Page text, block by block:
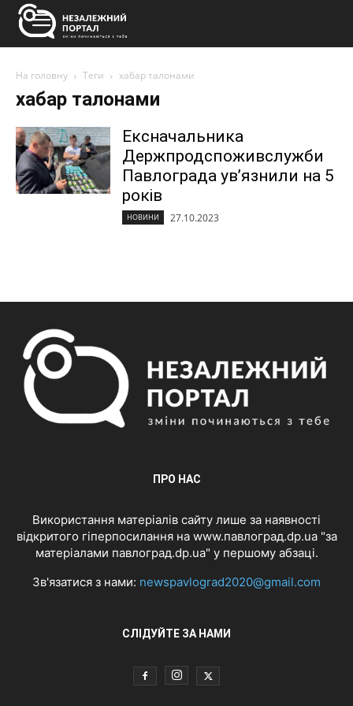
На головну Теги хабар талонами
хабар талонами
Ексначальника
Держпродспоживслужби
Павлограда увʼязнили на 5
років
НОВИНИ 27.10.2023
ПРО НАС
Використання матеріалів сайту лише за наявності
відкритого гіперпосилання на www.павлоград.dp.ua "за
матеріалами павлоград.dp.ua" у першому абзаці.
Зв'язатися з нами: newspavlograd2020@gmail.com
СЛІДУЙТЕ ЗА НАМИ